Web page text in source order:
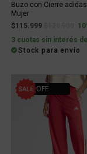
Buzo con Cierre
Mujer
$115.999
Price to
3 cuotas sin interés
Stock para envío
10% OFF